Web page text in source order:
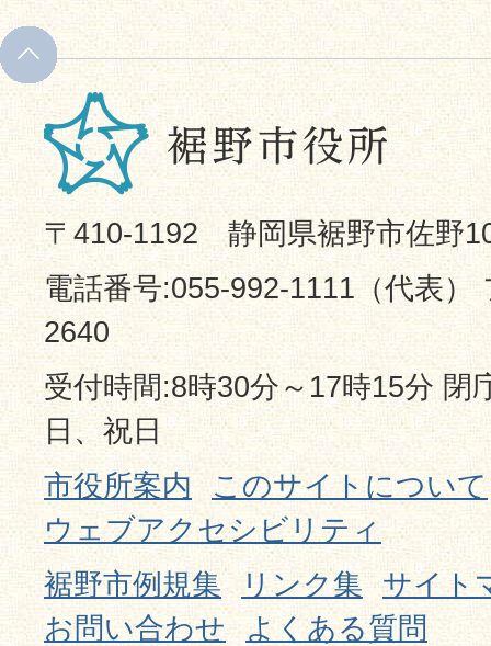
〒410-1192 静岡県裾野市佐野
電話番号:055-992-1111（代表）
2640
受付時間:8時30分～17時15分 閉
日、祝日
市役所案内
このサイトについて
ウェブアクセシビリティ
裾野市例規集
リンク集
サイト
お問い合わせ
よくある質問